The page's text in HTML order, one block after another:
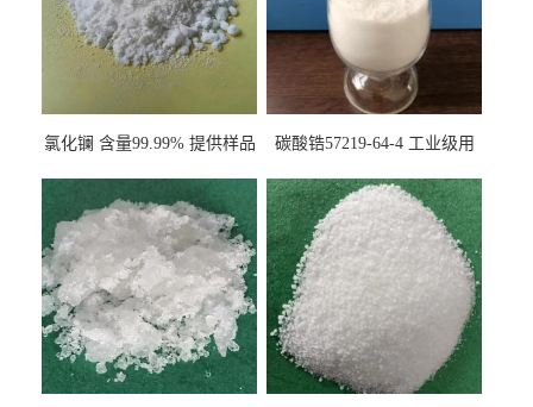
氯化镧 含量99.99% 提供样品
碳酸锆57219-64-4 工业级用